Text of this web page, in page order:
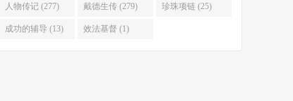
人物传记 (277) 戴德生传 (279) 珍珠项链 (25)
成功的辅导 (13) 效法基督 (1)